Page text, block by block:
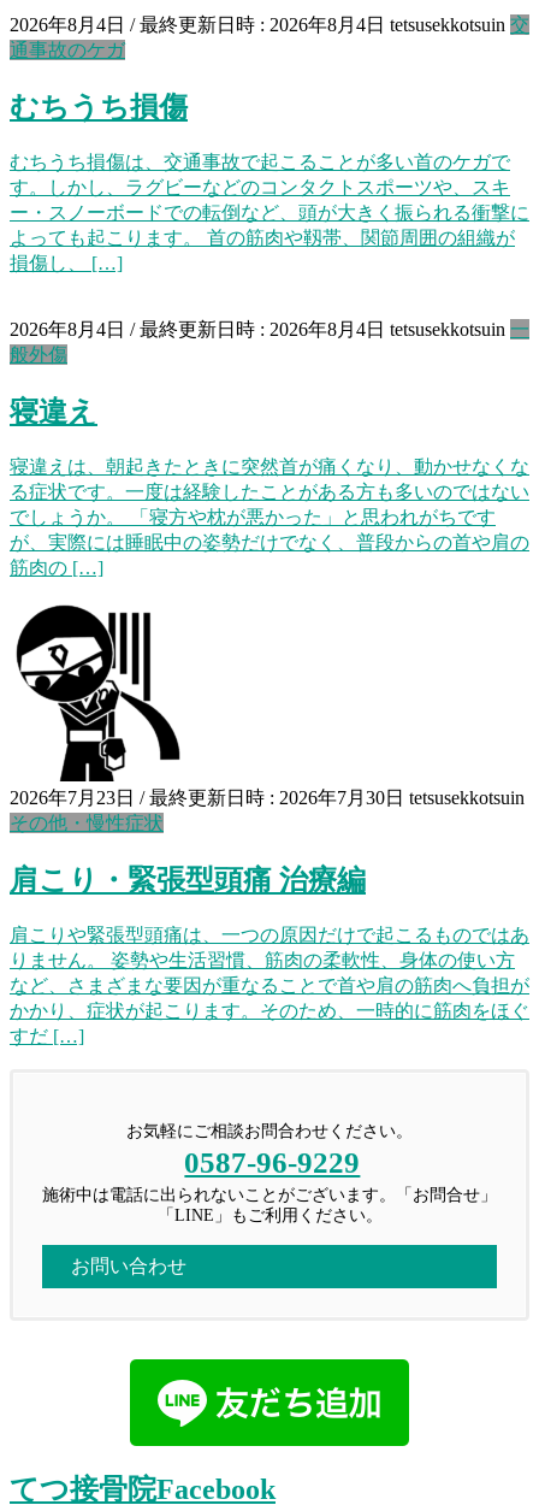
2026年8月4日 / 最終更新日時 : 2026年8月4日 tetsusekkotsuin 交
通事故のケガ
むちうち損傷
むちうち損傷は、交通事故で起こることが多い首のケガで
す。しかし、ラグビーなどのコンタクトスポーツや、スキ
ー・スノーボードでの転倒など、頭が大きく振られる衝撃に
よっても起こります。 首の筋肉や靱帯、関節周囲の組織が
損傷し、 […]
2026年8月4日 / 最終更新日時 : 2026年8月4日 tetsusekkotsuin 一
般外傷
寝違え
寝違えは、朝起きたときに突然首が痛くなり、動かせなくな
る症状です。一度は経験したことがある方も多いのではない
でしょうか。 「寝方や枕が悪かった」と思われがちです
が、実際には睡眠中の姿勢だけでなく、普段からの首や肩の
筋肉の […]
2026年7月23日 / 最終更新日時 : 2026年7月30日 tetsusekkotsuin
その他・慢性症状
肩こり・緊張型頭痛 治療編
肩こりや緊張型頭痛は、一つの原因だけで起こるものではあ
りません。 姿勢や生活習慣、筋肉の柔軟性、身体の使い方
など、さまざまな要因が重なることで首や肩の筋肉へ負担が
かかり、症状が起こります。そのため、一時的に筋肉をほぐ
すだ […]
お気軽にご相談お問合わせください。
0587-96-9229
施術中は電話に出られないことがございます。「お問合せ」
「LINE」もご利用ください。
お問い合わせ
てつ接骨院Facebook